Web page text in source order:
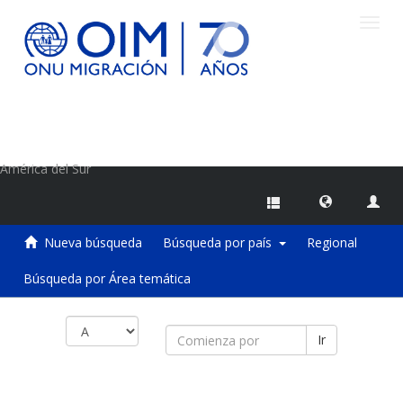
América del Sur
Nueva búsqueda Búsqueda por país Regional
Búsqueda por Área temática
Ir